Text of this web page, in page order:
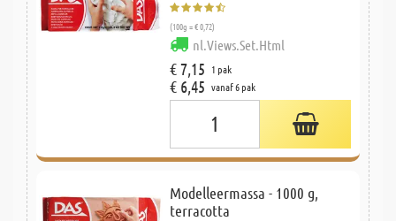
(100g = € 0,72)
nl.Views.Set.Html
€ 7,15 1 pak
€ 6,45 vanaf 6 pak
Modelleermassa - 1000 g,
terracotta